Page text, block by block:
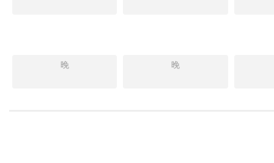
晚 晚